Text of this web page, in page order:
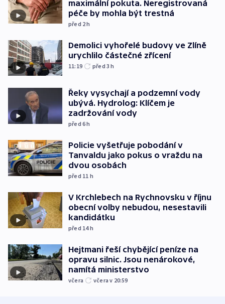
maximální pokuta. Neregistrovaná
péče by mohla být trestná
před 2h
Demolici vyhořelé budovy ve Zlíně
urychlilo částečné zřícení
11:19 před 3h
Řeky vysychají a podzemní vody
ubývá. Hydrolog: Klíčem je
zadržování vody
před 6h
Policie vyšetřuje pobodání v
Tanvaldu jako pokus o vraždu na
dvou osobách
před 11 h
V Krchlebech na Rychnovsku v říjnu
obecní volby nebudou, nesestavili
kandidátku
před 14h
Hejtmani řeší chybějící peníze na
opravu silnic. Jsou nenárokové,
namítá ministerstvo
včera včera v 20:59